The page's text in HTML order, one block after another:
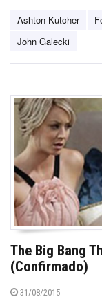
Ashton Kutcher
John Galecki
The Big Bang
(Confirmado)
31/08/2015